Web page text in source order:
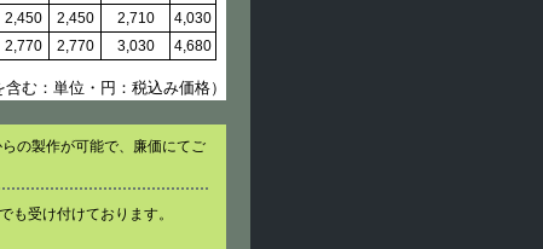
2,450 2,450 2,710
4,030
2,770 2,770 3,030 4,680
含む：単位・円：税込み価格）
の製作が可能で、廉価にてご
も受け付けております。